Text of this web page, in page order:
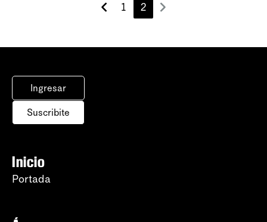
1 2
Ingresar
Suscribite
Inicio
Portada